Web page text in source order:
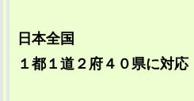
日本全国
１都１道２府４０県に対応